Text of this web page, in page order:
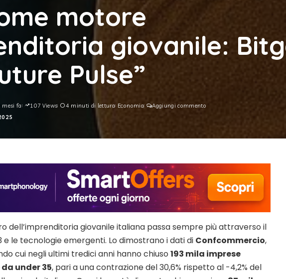
motore
giovanile:
Pulse”
mesi fa 107 Views 4 minuti di lettura Economia
Aggiungi commento
dell’imprenditoria giovanile italiana passa sempre più attraverso il
e le tecnologie emergenti. Lo dimostrano i dati di Confcommercio,
cui negli ultimi tredici anni hanno chiuso 193 mila imprese
under 35, pari a una contrazione del 30,6% rispetto al -4,2% del